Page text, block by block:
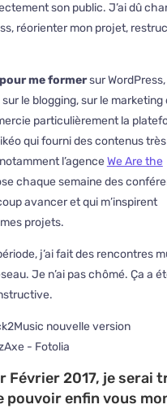
son public. J’ai dû
réorienter mon projet,
me formersur
le blogging, sur le marketing
particulièrement la
qui fourni des contenus très
l’agenceWe Are the
chaque semaine des
avancer et qui m’inspirent
projets.
j’ai fait des rencontres
Je n’ai pas chômé. Ça a
- Fotolia
Février 2017, je serai
pouvoir enfin vous